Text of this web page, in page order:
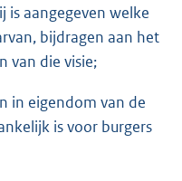
is aangegeven welke
bijdragen aan het
van die visie;
in eigendom van de
is voor burgers